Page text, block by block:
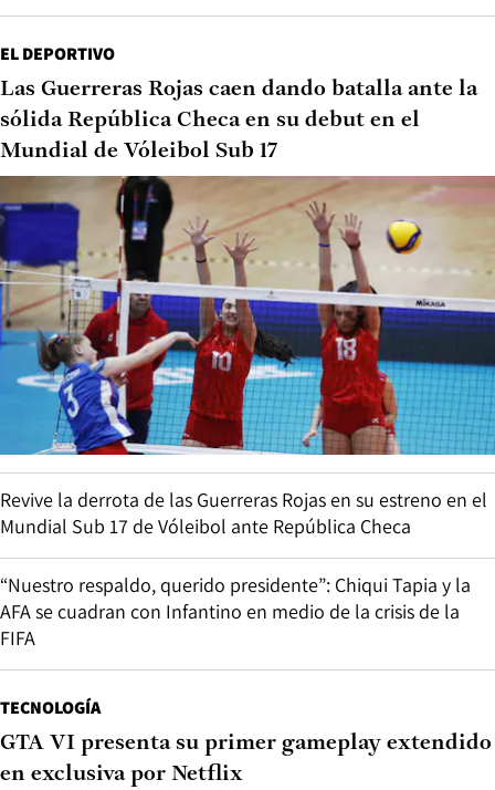
EL DEPORTIVO
Las Guerreras Rojas caen dando batalla ante la
sólida República Checa en su debut en el
Mundial de Vóleibol Sub 17
Revive la derrota de las Guerreras Rojas en su estreno en el
Mundial Sub 17 de Vóleibol ante República Checa
“Nuestro respaldo, querido presidente”: Chiqui Tapia y la
AFA se cuadran con Infantino en medio de la crisis de la
FIFA
TECNOLOGÍA
GTA VI presenta su primer gameplay extendido
en exclusiva por Netflix